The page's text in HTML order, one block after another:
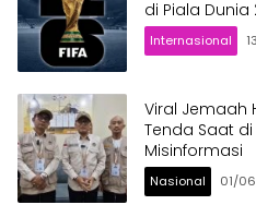
di Piala Dunia
Internasional
Viral Jemaah
Tenda Saat
Misinformasi
Nasional 01/